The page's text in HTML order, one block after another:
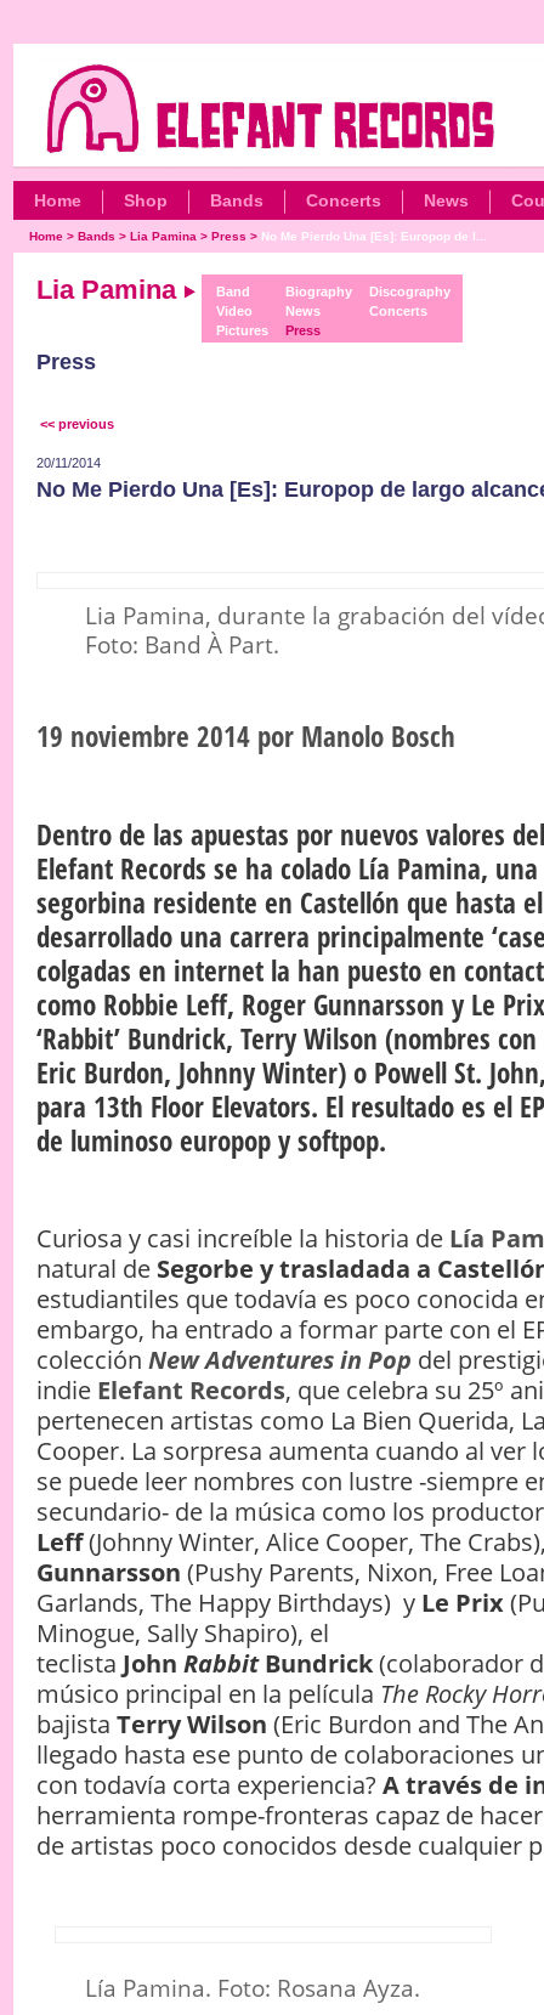
Home Shop Bands Concerts News
Home> Bands > Lia Pamina > Press > No Me Pierdo Una [Es]: Europop de l...
Lia Pamina
Band
Video
Pictures
Biography
News
Press
Discography
Concerts
Press
<< previous
20/11/2014
No Me Pierdo Una [Es]: Europop de largo
Lia Pamina, durante la grabación del vídeo
Foto: Band À Part.
19 noviembre 2014 por Manolo Bosch
Dentro de las apuestas por nuevos valores
Elefant Records se ha colado Lía Pamina,
segorbina residente en Castellón que hasta
desarrollado una carrera principalmente
colgadas en internet la han puesto en
como Robbie Leff, Roger Gunnarsson y Le
‘Rabbit’ Bundrick, Terry Wilson (nombres
Eric Burdon, Johnny Winter) o Powell St.
para 13th Floor Elevators. El resultado es el
de luminoso europop y softpop.
Curiosa y casi increíble la historia de Lía
natural de Segorbe y trasladada a
estudiantiles que todavía es poco conocida
embargo, ha entrado a formar parte con el
colección New Adventures in Pop del
indieElefant Records, que celebra su 25º
pertenecen artistas como La Bien Querida,
Cooper. La sorpresa aumenta cuando al ver
se puede leer nombres con lustre -siempre
secundario- de la música como los
Leff(Johnny Winter, Alice Cooper, The
Gunnarsson (Pushy Parents, Nixon, Free
Garlands, The Happy Birthdays) y Le Prix
Minogue, Sally Shapiro), el
teclista John RabbitBundrick(colaborador
músico principal en la película The Rocky
bajista Terry Wilson (Eric Burdon and The
llegado hasta ese punto de colaboraciones
con todavía corta experiencia? A través de
herramienta rompe-fronteras capaz de
de artistas poco conocidos desde cualquier
Lía Pamina. Foto: Rosana Ayza.